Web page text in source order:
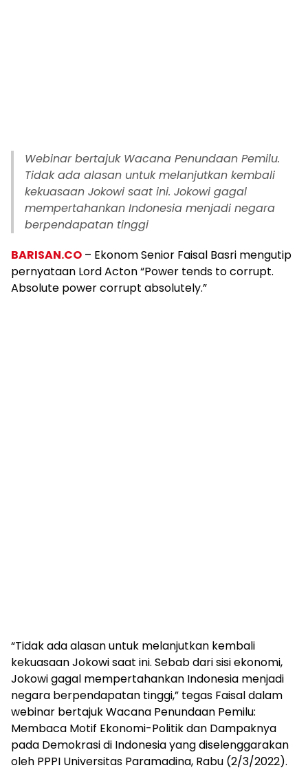
Webinar bertajuk Wacana Penundaan Pemilu.
Tidak ada alasan untuk melanjutkan kembali
kekuasaan Jokowi saat ini. Jokowi gagal
mempertahankan Indonesia menjadi negara
berpendapatan tinggi
BARISAN.CO – Ekonom Senior Faisal Basri mengutip
pernyataan Lord Acton “Power tends to corrupt.
Absolute power corrupt absolutely.”
“Tidak ada alasan untuk melanjutkan kembali
kekuasaan Jokowi saat ini. Sebab dari sisi ekonomi,
Jokowi gagal mempertahankan Indonesia menjadi
negara berpendapatan tinggi,” tegas Faisal dalam
webinar bertajuk Wacana Penundaan Pemilu:
Membaca Motif Ekonomi-Politik dan Dampaknya
pada Demokrasi di Indonesia yang diselenggarakan
oleh PPPI Universitas Paramadina, Rabu (2/3/2022).